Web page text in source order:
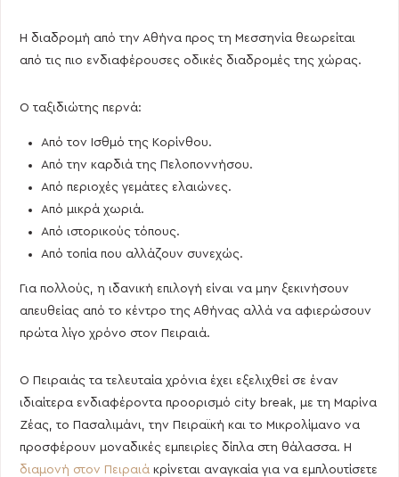
Η διαδρομή από την Αθήνα προς τη Μεσσηνία θεωρείται
από τις πιο ενδιαφέρουσες οδικές διαδρομές της χώρας.
Ο ταξιδιώτης περνά:
Από τον Ισθμό της Κορίνθου.
Από την καρδιά της Πελοποννήσου.
Από περιοχές γεμάτες ελαιώνες.
Από μικρά χωριά.
Από ιστορικούς τόπους.
Από τοπία που αλλάζουν συνεχώς.
Για πολλούς, η ιδανική επιλογή είναι να μην ξεκινήσουν
απευθείας από το κέντρο της Αθήνας αλλά να αφιερώσουν
πρώτα λίγο χρόνο στον Πειραιά.
Ο Πειραιάς τα τελευταία χρόνια έχει εξελιχθεί σε έναν
ιδιαίτερα ενδιαφέροντα προορισμό city break, με τη Μαρίνα
Ζέας, το Πασαλιμάνι, την Πειραϊκή και το Μικρολίμανο να
προσφέρουν μοναδικές εμπειρίες δίπλα στη θάλασσα. Η
διαμονή στον Πειραιά κρίνεται αναγκαία για να εμπλουτίσετε